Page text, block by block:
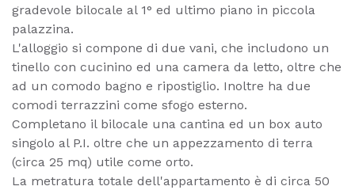
gradevole bilocale al 1° ed ultimo piano in piccola
palazzina.
L'alloggio si compone di due vani, che includono un
tinello con cucinino ed una camera da letto, oltre che
ad un comodo bagno e ripostiglio. Inoltre ha due
comodi terrazzini come sfogo esterno.
Completano il bilocale una cantina ed un box auto
singolo al P.I. oltre che un appezzamento di terra
(circa 25 mq) utile come orto.
La metratura totale dell'appartamento è di circa 50